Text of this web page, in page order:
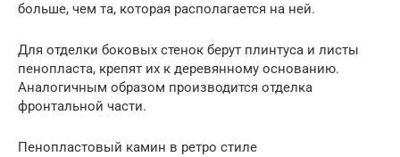
больше, чем та, которая располагается на ней.
Для отделки боковых стенок берут плинтуса и листы
пенопласта, крепят их к деревянному основанию.
Аналогичным образом производится отделка
фронтальной части.
Пенопластовый камин в ретро стиле